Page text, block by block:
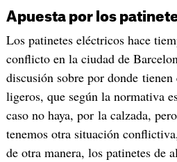
Apuesta por los
Los patinetes eléctricos hace
conflicto en la ciudad de
discusión sobre por donde
ligeros, que según la normativa
caso no haya, por la calzada,
tenemos otra situación
de otra manera, los patinetes de